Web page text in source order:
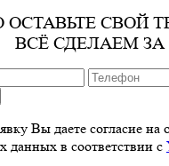
ОСТАВЬТЕ СВОЙ
ВСЁ СДЕЛАЕМ ЗА
Вы даете согласие на
данных в соответствии с